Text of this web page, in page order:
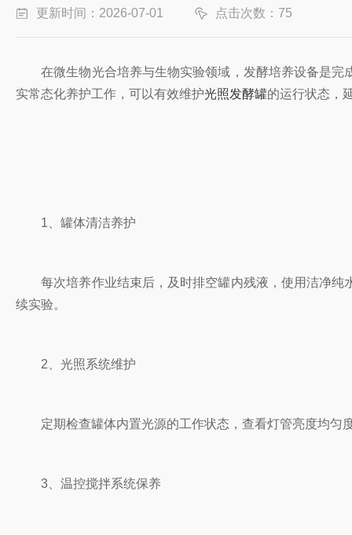
更新时间：2026-07-01 点击次数：75
在微生物光合培养与生物实验领域，发酵培养设备是完
实常态化养护工作，可以有效维护光照发酵罐的运行状态，
1、罐体清洁养护
每次培养作业结束后，及时排空罐内残液，使用洁净纯
续实验。
2、光照系统维护
定期检查罐体内置光源的工作状态，查看灯管亮度均匀
3、温控搅拌系统保养